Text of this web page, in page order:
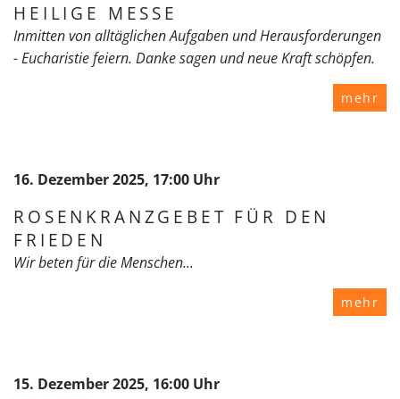
HEILIGE MESSE
Inmitten von alltäglichen Aufgaben und Herausforderungen
- Eucharistie feiern. Danke sagen und neue Kraft schöpfen.
mehr
16. Dezember 2025, 17:00 Uhr
ROSENKRANZGEBET FÜR DEN
FRIEDEN
Wir beten für die Menschen...
mehr
15. Dezember 2025, 16:00 Uhr